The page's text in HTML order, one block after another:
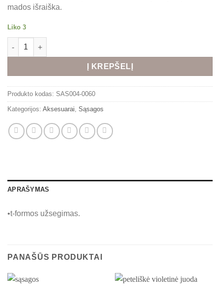
mados išraiška.
Liko 3
produkto kiekis: ŠACHMATO STILIAUS SĄSAGOS
Į KREPŠELĮ
Alternative:
Produkto kodas: SAS004-0060
Kategorijos: Aksesuarai, Sąsagos
APRAŠYMAS
•t-formos užsegimas.
PANAŠŪS PRODUKTAI